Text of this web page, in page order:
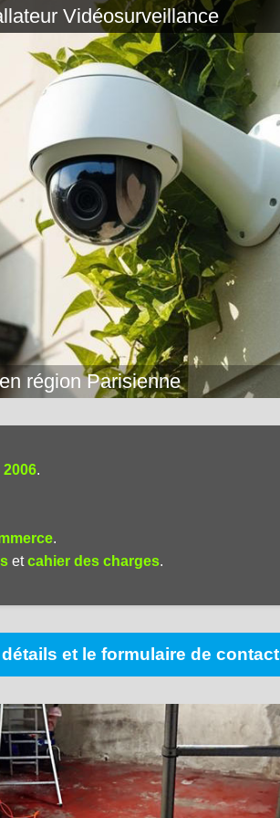
Vidéosurveillance
région Parisienne
2006.
.
etcahier des charges.
et le formulaire de contact